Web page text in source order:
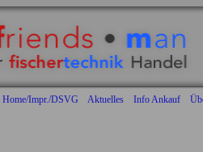
Home/Impr./DSVG Aktuelles Info Ankauf